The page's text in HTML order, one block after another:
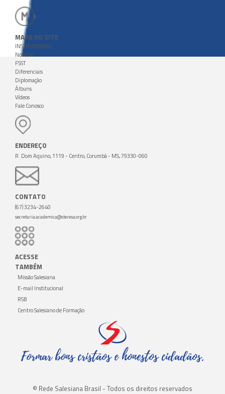
MAPA DO SITE
INSTITUCIONAL
Notícias
FSST
Diferenciais
Diplomação
Álbuns
Vídeos
Fale Conosco
ENDEREÇO
R. Dom Aquino, 1119 - Centro, Corumbá - MS, 79330-060
CONTATO
(67) 3234-2640
secretaria.academica@steresa.org.br
ACESSE
TAMBÉM
Missão Salesiana
E-mail Institucional
RSB
Centro Salesiano de Formação
Formar bons cristãos e honestos cidadãos.
© Rede Salesiana Brasil - Todos os direitos reservados